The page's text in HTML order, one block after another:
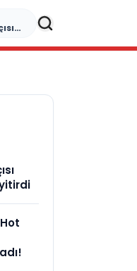
Arabesk müziğin sevilen sanatçısı Cansever 59 yaşında yaşamını yitirdi